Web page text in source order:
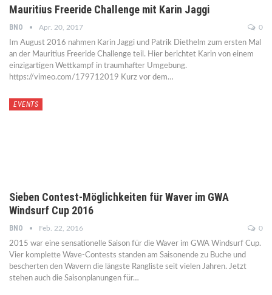
Mauritius Freeride Challenge mit Karin Jaggi
BNO Apr. 20, 2017 0
Im August 2016 nahmen Karin Jaggi und Patrik Diethelm zum ersten Mal
an der Mauritius Freeride Challenge teil. Hier berichtet Karin von einem
einzigartigen Wettkampf in traumhafter Umgebung.
https://vimeo.com/179712019 Kurz vor dem…
EVENTS
Sieben Contest-Möglichkeiten für Waver im GWA
Windsurf Cup 2016
BNO Feb. 22, 2016 0
2015 war eine sensationelle Saison für die Waver im GWA Windsurf Cup.
Vier komplette Wave-Contests standen am Saisonende zu Buche und
bescherten den Wavern die längste Rangliste seit vielen Jahren. Jetzt
stehen auch die Saisonplanungen für…